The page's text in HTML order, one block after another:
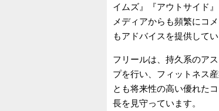
イムズ』『アウトサイド
メディアからも頻繁にコ
もアドバイスを提供してい
フリールは、持久系のア
プを行い、フィットネス
とも将来性の高い優れた
長を見守っています。